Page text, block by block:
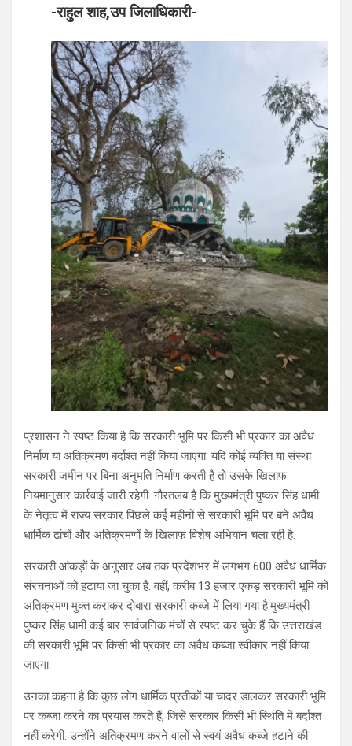
-राहुल शाह,उप जिलाधिकारी-
प्रशासन ने स्पष्ट किया है कि सरकारी भूमि पर किसी भी प्रकार का अवैध
निर्माण या अतिक्रमण बर्दाश्त नहीं किया जाएगा. यदि कोई व्यक्ति या संस्था
सरकारी जमीन पर बिना अनुमति निर्माण करती है तो उसके खिलाफ
नियमानुसार कार्रवाई जारी रहेगी. गौरतलब है कि मुख्यमंत्री पुष्कर सिंह धामी
के नेतृत्व में राज्य सरकार पिछले कई महीनों से सरकारी भूमि पर बने अवैध
धार्मिक ढांचों और अतिक्रमणों के खिलाफ विशेष अभियान चला रही है.
सरकारी आंकड़ों के अनुसार अब तक प्रदेशभर में लगभग 600 अवैध धार्मिक
संरचनाओं को हटाया जा चुका है. वहीं, करीब 13 हजार एकड़ सरकारी भूमि को
अतिक्रमण मुक्त कराकर दोबारा सरकारी कब्जे में लिया गया है.मुख्यमंत्री
पुष्कर सिंह धामी कई बार सार्वजनिक मंचों से स्पष्ट कर चुके हैं कि उत्तराखंड
की सरकारी भूमि पर किसी भी प्रकार का अवैध कब्जा स्वीकार नहीं किया
जाएगा.
उनका कहना है कि कुछ लोग धार्मिक प्रतीकों या चादर डालकर सरकारी भूमि
पर कब्जा करने का प्रयास करते हैं, जिसे सरकार किसी भी स्थिति में बर्दाश्त
नहीं करेगी. उन्होंने अतिक्रमण करने वालों से स्वयं अवैध कब्जे हटाने की